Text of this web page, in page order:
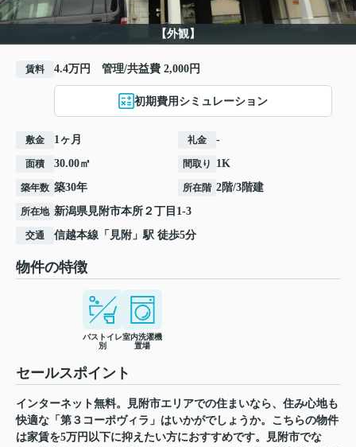
【外観】
賃料 4.4万円 管理/共益費 2,000円
初期費用シミュレーション
敷金 1ヶ月 礼金 -
面積 30.00㎡ 間取り 1K
築年数 築30年 所在階 2階/3階建
所在地 新潟県見附市本所 ２丁目1-3
交通 信越本線 「 見附 」駅 徒歩5分
物件の特徴
バストイレ
別
室内洗濯機
置場
セールスポイント
インターネット無料。見附市エリアでの住まいなら、住み心地も
快適な「第３コーポヴィラ」はいかがでしょうか。こちらの物件
は家賃を5万円以下に抑えたい方におすすめです。見附市でな